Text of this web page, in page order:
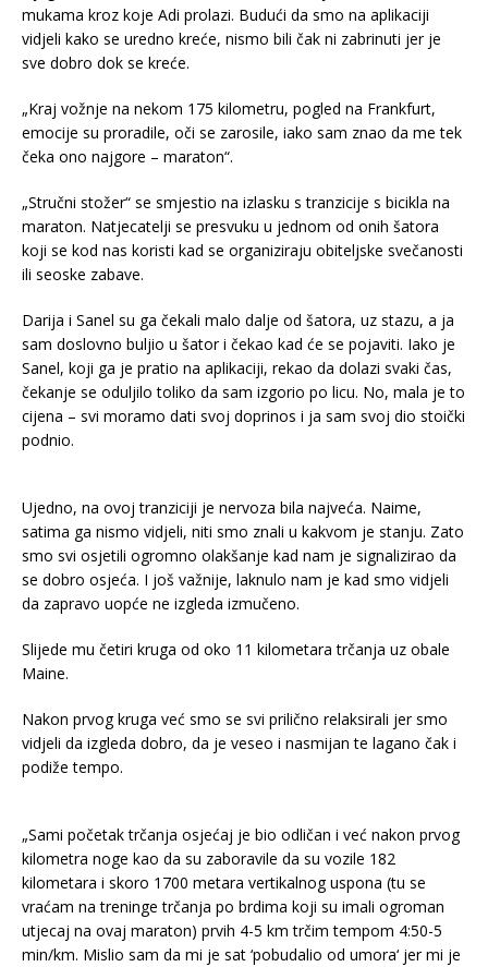
mukama kroz koje Adi prolazi. Budući da smo na aplikaciji
vidjeli kako se uredno kreće, nismo bili čak ni zabrinuti jer je
sve dobro dok se kreće.
„Kraj vožnje na nekom 175 kilometru, pogled na Frankfurt,
emocije su proradile, oči se zarosile, iako sam znao da me tek
čeka ono najgore – maraton“.
„Stručni stožer“ se smjestio na izlasku s tranzicije s bicikla na
maraton. Natjecatelji se presvuku u jednom od onih šatora
koji se kod nas koristi kad se organiziraju obiteljske svečanosti
ili seoske zabave.
Darija i Sanel su ga čekali malo dalje od šatora, uz stazu, a ja
sam doslovno buljio u šator i čekao kad će se pojaviti. Iako je
Sanel, koji ga je pratio na aplikaciji, rekao da dolazi svaki čas,
čekanje se oduljilo toliko da sam izgorio po licu. No, mala je to
cijena – svi moramo dati svoj doprinos i ja sam svoj dio stoički
podnio.
Ujedno, na ovoj tranziciji je nervoza bila najveća. Naime,
satima ga nismo vidjeli, niti smo znali u kakvom je stanju. Zato
smo svi osjetili ogromno olakšanje kad nam je signalizirao da
se dobro osjeća. I još važnije, laknulo nam je kad smo vidjeli
da zapravo uopće ne izgleda izmučeno.
Slijede mu četiri kruga od oko 11 kilometara trčanja uz obale
Maine.
Nakon prvog kruga već smo se svi prilično relaksirali jer smo
vidjeli da izgleda dobro, da je veseo i nasmijan te lagano čak i
podiže tempo.
„Sami početak trčanja osjećaj je bio odličan i već nakon prvog
kilometra noge kao da su zaboravile da su vozile 182
kilometara i skoro 1700 metara vertikalnog uspona (tu se
vraćam na treninge trčanja po brdima koji su imali ogroman
utjecaj na ovaj maraton) prvih 4-5 km trčim tempom 4:50-5
min/km. Mislio sam da mi je sat ‘pobudalio od umora‘ jer mi je